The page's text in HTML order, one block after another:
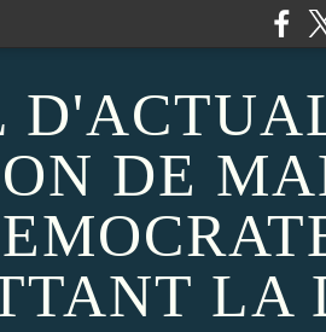
DE
LA